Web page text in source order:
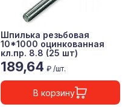
Шпилька резьбовая
10*1000 оцинкованная
кл.пр. 8.8 (25 шт)
189,64 ₽ /шт.
В корзину